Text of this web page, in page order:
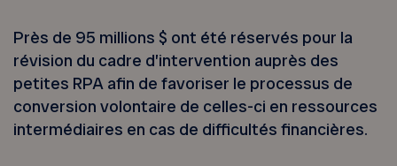
Près de 95 millions $ ont été réservés pour la
révision du cadre d’intervention auprès des
petites RPA afin de favoriser le processus de
conversion volontaire de celles-ci en ressources
intermédiaires en cas de difficultés financières.